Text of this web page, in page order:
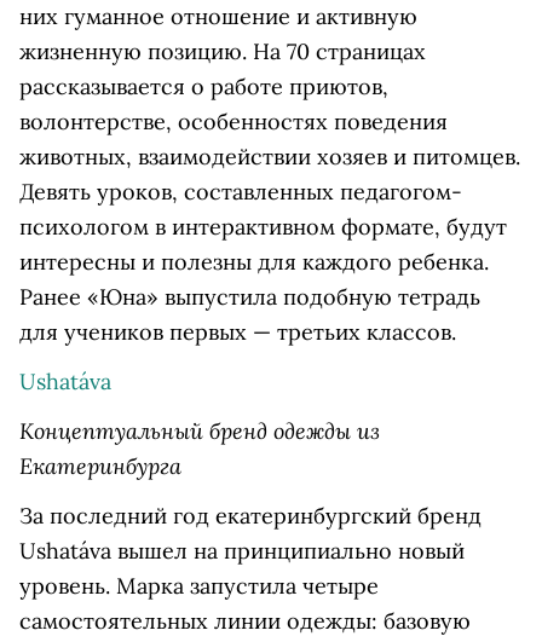
них гуманное отношение и активную
жизненную позицию. На 70 страницах
рассказывается о работе приютов,
волонтерстве, особенностях поведения
животных, взаимодействии хозяев и питомцев.
Девять уроков, составленных педагогом-
психологом в интерактивном формате, будут
интересны и полезны для каждого ребенка.
Ранее «Юна» выпустила подобную тетрадь
для учеников первых — третьих классов.
Ushatáva
Концептуальный бренд одежды из
Екатеринбурга
За последний год екатеринбургский бренд
Ushatáva вышел на принципиально новый
уровень. Марка запустила четыре
самостоятельных линии одежды: базовую